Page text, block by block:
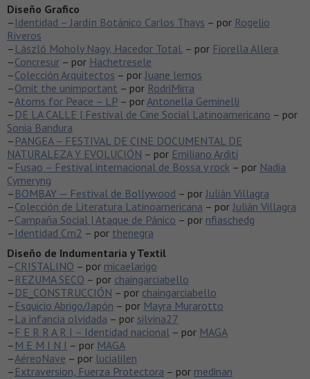
Diseño Grafico
– Identidad – Jardín Botánico Carlos Thays – por Rogelio
Riveros
– László Moholy Nagy, Hacedor Total. – por Fiorella Allera
–Concresur – por Hachetresele
–Colección Arquitectos – por Juane lemos
–Omit the unimportant – por RodriMirra
–Atoms for Peace – LP – por Antonella Geminelli
– DE LA CALLE | Festival de Cine Social Latinoamericano – por
Sonia Bandura
– PANGEA – FESTIVAL DE CINE DOCUMENTAL DE
NATURALEZA Y EVOLUCIÓN – por Emiliano Arditi
– Fusao – Festival internacional de Bossa y rock – por Nadia
Cymeryng
– BOMBAY — Festival de Bollywood – por Julián Villagra
–Colección de Literatura Latinoamericana – por Julián Villagra
–Campaña Social | Ataque de Pánico – por nfiaschedg
– Identidad Cm2 – por thenegra
Diseño de Indumentaria y Textil
–CRISTALINO – por micaelarigo
– REZUMA SECO – por chaingarciabello
– DE_CONSTRUCCIÓN – por chaingarciabello
– Esquicio Abrigo/Japón – por Mayra Murarotto
– La infancia olvidada – por silvina27
– F E R R A R I – Identidad nacional – por MAGA
– M E M I N I – por MAGA
–AéreoNave – por lucialilen
– Extraversion, Fuerza Protectora – por medinan